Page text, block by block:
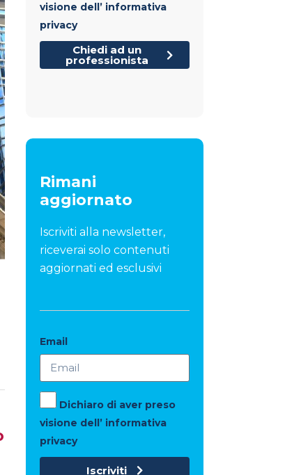
visione dell’ informativa
privacy
Chiedi ad un
professionista
Rimani
aggiornato
Iscriviti alla newsletter,
riceverai solo contenuti
aggiornati ed esclusivi
Email
Dichiaro di aver preso
visione dell’ informativa
privacy
Iscriviti